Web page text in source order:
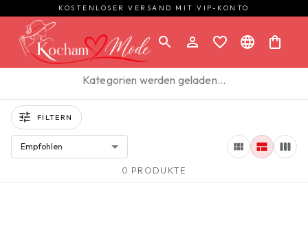
KOSTENLOSER VERSAND MIT VIP-KONTO
Kategorien werden geladen…
FILTERN
Empfohlen
0 PRODUKTE